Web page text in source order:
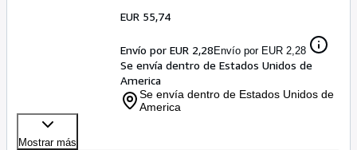
EUR 55,74
Envío por EUR 2,28 Envío por EUR 2,28
Se envía dentro de Estados Unidos de
America
Se envía dentro de Estados Unidos de
America
Mostrar más